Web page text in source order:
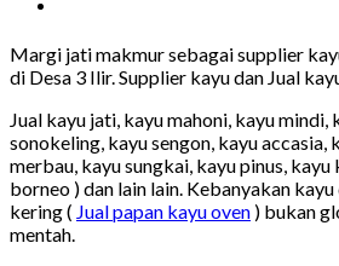
Margi jati makmur sebagai supplier
di Desa 3 Ilir. Supplier kayu dan Jual
Jual kayu jati, kayu mahoni, kayu mindi,
sonokeling, kayu sengon, kayu accasia,
merbau, kayu sungkai, kayu pinus,
borneo ) dan lain lain. Kebanyakan
kering ( Jual papan kayu oven ) bukan
mentah.